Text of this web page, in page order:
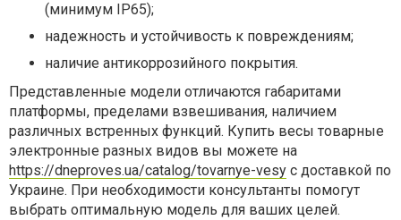
(минимум IP65);
надежность и устойчивость к повреждениям;
наличие антикоррозийного покрытия.
Представленные модели отличаются габаритами
платформы, пределами взвешивания, наличием
различных встренных функций. Купить весы товарные
электронные разных видов вы можете на
https://dneproves.ua/catalog/tovarnye-vesy с доставкой по
Украине. При необходимости консультанты помогут
выбрать оптимальную модель для ваших целей.